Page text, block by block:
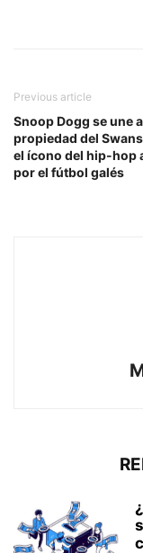
Previous article
Snoop Dogg se une
propiedad del
el ícono del hip-hop
por el fútbol galés